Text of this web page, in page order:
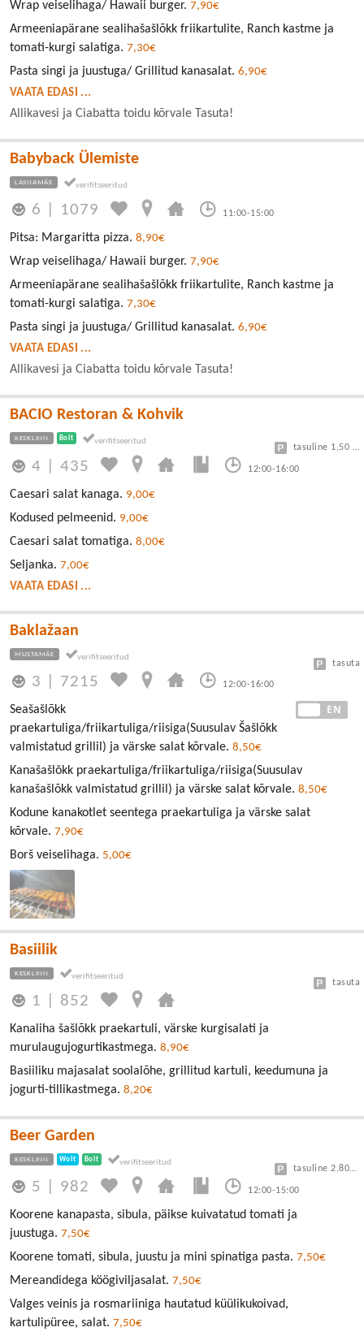
Wrap veiselihaga/ Hawaii burger. 7,90€
Armeeniapärane sealihašašlõkk friikartulite, Ranch kastme ja
tomati-kurgi salatiga. 7,30€
Pasta singi ja juustuga/ Grillitud kanasalat. 6,90€
VAATA EDASI ...
Allikavesi ja Ciabatta toidu kõrvale Tasuta!
Babyback Ülemiste
LASNAMÄE
6 1079 11:00-15:00
Pitsa: Margaritta pizza. 8,90€
Wrap veiselihaga/ Hawaii burger. 7,90€
Armeeniapärane sealihašašlõkk friikartulite, Ranch kastme ja
tomati-kurgi salatiga. 7,30€
Pasta singi ja juustuga/ Grillitud kanasalat. 6,90€
VAATA EDASI ...
Allikavesi ja Ciabatta toidu kõrvale Tasuta!
BACIO Restoran & Kohvik
KESKLINN Bolt
4 |435 12:00-16:00
tasuline 1,50 eur/h
Caesari salat kanaga. 9,00€
Kodused pelmeenid. 9,00€
Caesari salat tomatiga. 8,00€
Seljanka. 7,00€
VAATA EDASI ...
Baklažaan
MUSTAMÄE
3 7215 12:00-16:00
tasuta
EN
Seašašlõkk
praekartuliga/friikartuliga/riisiga(Suusulav Šašlõkk
valmistatud grillil) ja värske salat kõrvale. 8,50€
Kanašašlǒkk praekartuliga/friikartuliga/riisiga(Suusulav
kanašašlõkk valmistatud grillil) ja värske salat kõrvale. 8,50€
Kodune kanakotlet seentega praekartuliga ja värske salat
kõrvale. 7,90€
Borš veiselihaga. 5,00€
Basiilik
KESKLINN
1 852
tasuta
Kanaliha šašlõkk praekartuli, värske kurgisalati ja
murulaugujogurtikastmega. 8,90€
Basiiliku majasalat soolalõhe, grillitud kartuli, keedumuna ja
jogurti-tillikastmega. 8,20€
Beer Garden
KESKLINN Wolt Bolt
5 982 12:00-15:00
tasuline 2,80/30min
Koorene kanapasta, sibula, päikse kuivatatud tomati ja
juustuga. 7,50€
Koorene tomati, sibula, juustu ja mini spinatiga pasta. 7,50€
Mereandidega köögiviljasalat. 7,50€
Valges veinis ja rosmariiniga hautatud küülikukoivad,
kartulipüree, salat. 7,50€